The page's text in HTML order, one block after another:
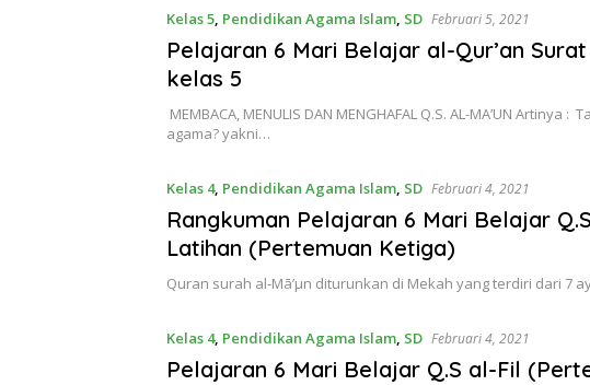
Kelas 5, Pendidikan Agama Islam, SD Februari 5, 2021
Pelajaran 6 Mari Belajar al-Qur’an
kelas 5
MEMBACA, MENULIS DAN MENGHAFAL Q.S. AL-MA’UN
agama? yakni…
Kelas 4, Pendidikan Agama Islam, SD Februari 4, 2021
Rangkuman Pelajaran 6 Mari Belajar
Latihan (Pertemuan Ketiga)
Quran surah al-Mā’µn diturunkan di Mekah yang terdiri dari 7
Kelas 4, Pendidikan Agama Islam, SD Februari 4, 2021
Pelajaran 6 Mari Belajar Q.S al-Fil